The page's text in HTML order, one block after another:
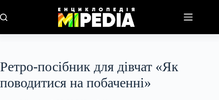
до
вмісту
Ретро-посібник для дівчат «Як
поводитися на побаченні»